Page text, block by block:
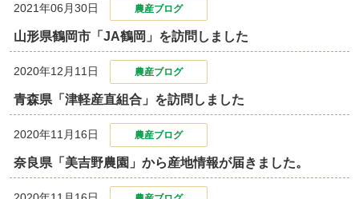
2021年06月30日 農産ブログ
山形県鶴岡市「JA鶴岡」を訪問しました
2020年12月11日 農産ブログ
青森県「津軽産直組合」を訪問しました
2020年11月16日 農産ブログ
奈良県「美吉野農園」から産地情報が届きました。